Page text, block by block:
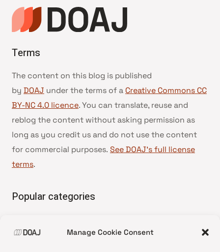
Manage Cookie Consent
Terms
The content on this blog is published
by DOAJ under the terms of a Creative Commons CC
BY-NC 4.0 licence. You can translate, reuse and
reblog the content without asking permission as
long as you credit us and do not use the content
for commercial purposes. See DOAJ’s full license
terms.
Popular categories
•News update